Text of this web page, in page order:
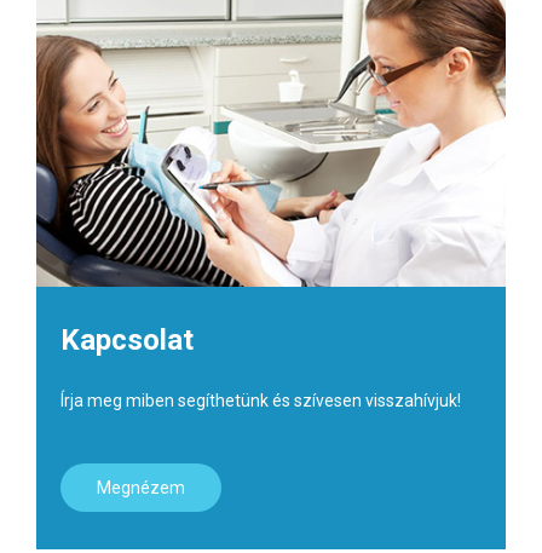
Kapcsolat
Írja meg miben segíthetünk és szívesen visszahívjuk!
Megnézem